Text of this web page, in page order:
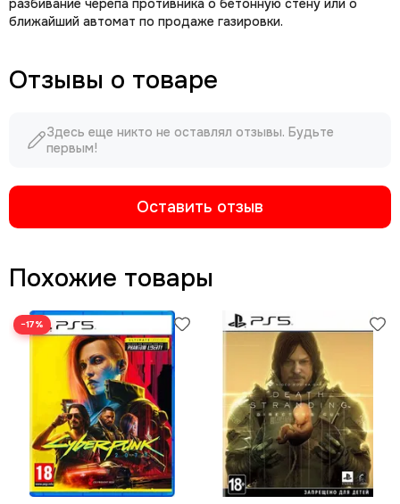
разбивание черепа противника о бетонную стену или о
ближайший автомат по продаже газировки.
Отзывы о товаре
Здесь еще никто не оставлял отзывы. Будьте
первым!
Оставить отзыв
Похожие товары
−17%